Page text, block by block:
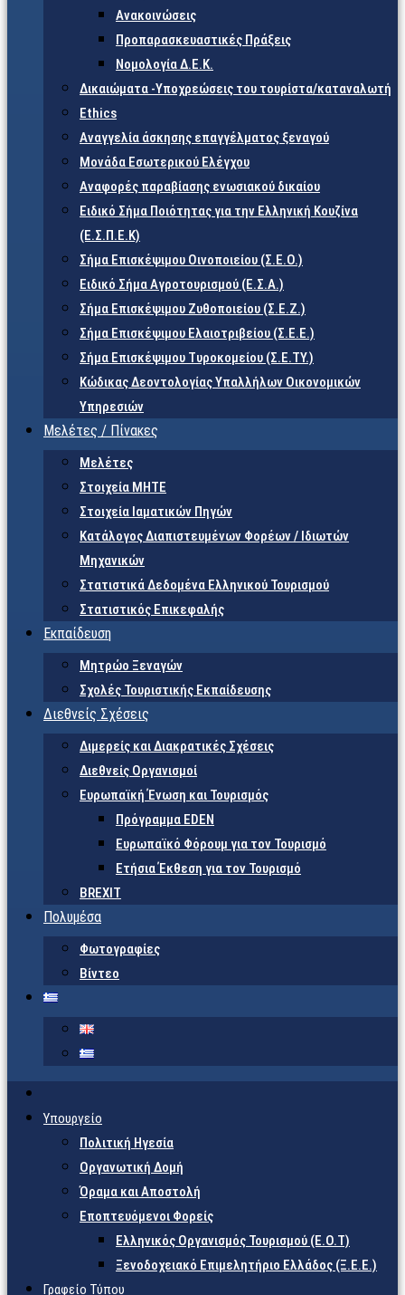
Ανακοινώσεις
Προπαρασκευαστικές Πράξεις
Νομολογία Δ.Ε.Κ.
Δικαιώματα -Υποχρεώσεις του τουρίστα/καταναλωτή
Ethics
Αναγγελία άσκησης επαγγέλματος ξεναγού
Μονάδα Εσωτερικού Ελέγχου
Αναφορές παραβίασης ενωσιακού δικαίου
Ειδικό Σήμα Ποιότητας για την Ελληνική Κουζίνα
(Ε.Σ.Π.Ε.Κ)
Σήμα Επισκέψιμου Οινοποιείου (Σ.Ε.Ο.)
Ειδικό Σήμα Αγροτουρισμού (Ε.Σ.Α.)
Σήμα Επισκέψιμου Ζυθοποιείου (Σ.Ε.Ζ.)
Σήμα Επισκέψιμου Ελαιοτριβείου (Σ.Ε.Ε.)
Σήμα Επισκέψιμου Τυροκομείου (Σ.Ε.TY.)
Κώδικας Δεοντολογίας Υπαλλήλων Οικονομικών
Υπηρεσιών
Μελέτες / Πίνακες
Μελέτες
Στοιχεία ΜΗΤΕ
Στοιχεία Ιαματικών Πηγών
Κατάλογος Διαπιστευμένων Φορέων / Ιδιωτών
Μηχανικών
Στατιστικά Δεδομένα Ελληνικού Τουρισμού
Στατιστικός Επικεφαλής
Εκπαίδευση
Μητρώο Ξεναγών
Σχολές Τουριστικής Εκπαίδευσης
Διεθνείς Σχέσεις
Διμερείς και Διακρατικές Σχέσεις
Διεθνείς Οργανισμοί
Ευρωπαϊκή Ένωση και Τουρισμός
Πρόγραμμα EDEN
Ευρωπαϊκό Φόρουμ για τον Τουρισμό
Ετήσια Έκθεση για τον Τουρισμό
BREXIT
Πολυμέσα
Φωτογραφίες
Βίντεο
Υπουργείο
Πολιτική Ηγεσία
Οργανωτική Δομή
Όραμα και Αποστολή
Εποπτευόμενοι Φορείς
Eλληνικός Οργανισμός Τουρισμού (Ε.Ο.Τ)
Ξενοδοχειακό Επιμελητήριο Ελλάδος (Ξ.Ε.Ε.)
Γραφείο Τύπου